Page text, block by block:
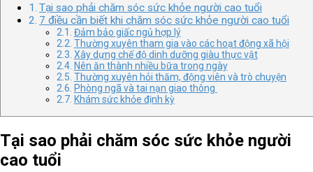
Tại sao phải chăm sóc sức khỏe người cao tuổi
7 điều cần biết khi chăm sóc sức khỏe người cao tuổi
Đảm bảo giấc ngủ hợp lý
Thường xuyên tham gia vào các hoạt động xã hội
Xây dựng chế độ dinh dưỡng giàu thực vật
Nên ăn thành nhiều bữa trong ngày
Thường xuyên hỏi thăm, động viên và trò chuyện
Phòng ngã và tai nạn giao thông
Khám sức khỏe định kỳ
Tại sao phải chăm sóc sức khỏe người
cao tuổi